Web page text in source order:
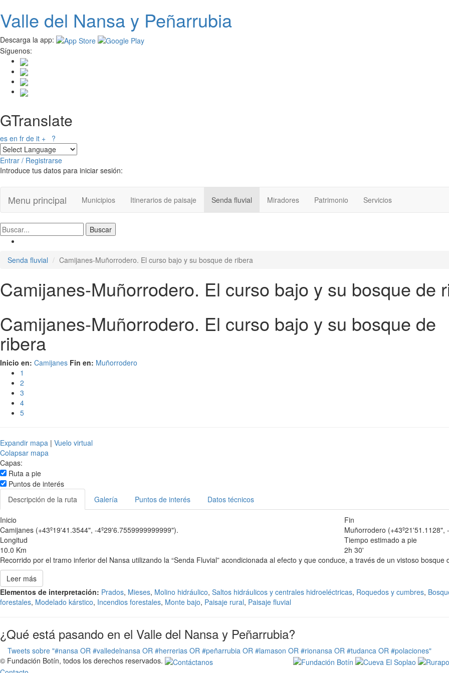
Pasar
al
contenido
principal
Valle del Nansay Peñarrubia
Descarga la app:
Síguenos:
GTranslate
es en fr de it + ?
Entrar / Registrarse
Introduce tus datos para iniciar sesión:
Menu principal Municipios Itinerarios de paisaje Senda fluvial Miradores Patrimonio Servicios
Senda fluvial Camijanes-Muñorrodero. El curso bajo y su bosque de ribera
Camijanes-Muñorrodero. El curso bajo y su bosque de
Camijanes-Muñorrodero. El curso bajo y su bosque de
ribera
Inicio en: Camijanes Fin en: Muñorrodero
1
2
3
4
5
Expandir mapa | Vuelo virtual
Colapsar mapa
Capas:
Ruta a pie
Puntos de interés
Descripción de la ruta
Galería Puntos de interés Datos técnicos
Inicio
Camijanes (+43º19'41.3544", -4º29'6.7559999999999").
Fin
Muñorrodero (+43º21'51.1128",
Longitud
10.0 Km
Tiempo estimado a pie
2h 30'
Recorrido por el tramo inferior del Nansa utilizando la “Senda Fluvial” acondicionada al efecto y que conduce, a través de un vistoso
Leer más
Elementos de interpretación: Prados, Mieses, Molino hidráulico, Saltos hidráulicos y centrales hidroeléctricas, Roquedos y cumbres,
forestales, Modelado kárstico, Incendios forestales, Monte bajo, Paisaje rural, Paisaje fluvial
¿Qué está pasando en el Valle del Nansa y Peñarrubia?
Tweets sobre "#nansa OR #valledelnansa OR #herrerias OR #peñarrubia OR #lamason OR #rionansa OR #tudanca OR #polaciones"
© Fundación Botín, todos los derechos reservados.